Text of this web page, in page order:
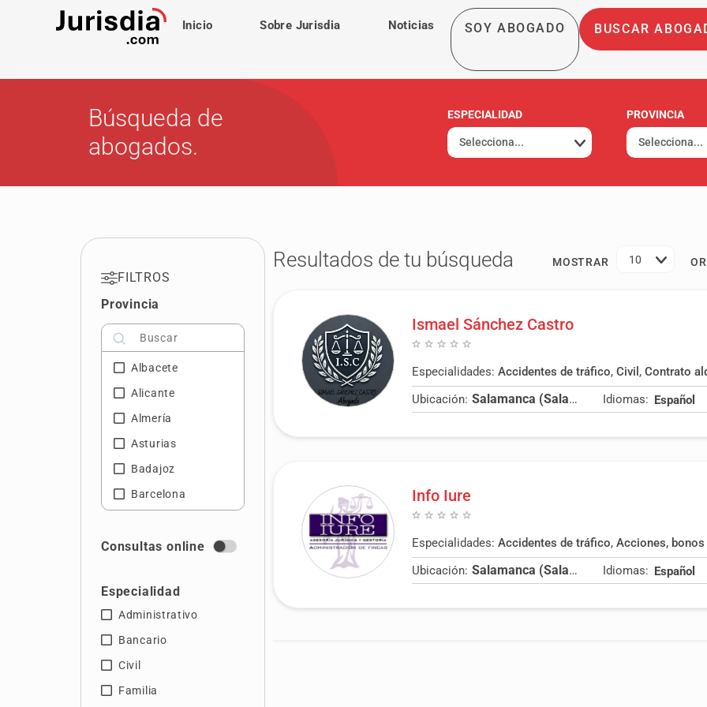
Inicio Sobre Jurisdia Noticias SOY ABOGADO BUSCAR
Búsqueda de
abogados.
ESPECIALIDAD PROVINCIA
FILTROS
Provincia
Albacete
Alicante
Almería
Asturias
Badajoz
Barcelona
Ciudad Real
Cádiz
Córdoba
Gerona
Granada
Guipúzcoa
Consultas online
Especialidad
Administrativo
Bancario
Civil
Familia
Resultados de tu búsqueda MOSTRAR 10
Ismael Sánchez Castro
Especialidades: Accidentes de tráfico, Civil , Contrato
Ubicación:
Salamanca (Salamanca) Idiomas: Español
Info Iure
Especialidades: Accidentes de tráfico, Acciones, bonos
Ubicación:
Salamanca (Salamanca) Idiomas: Español